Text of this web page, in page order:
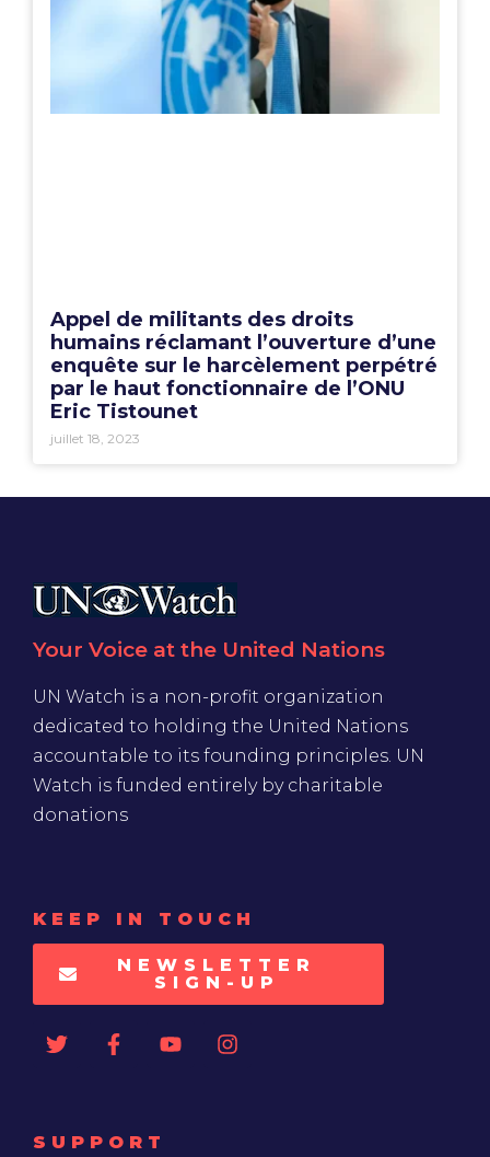
Appel de militants des droits
humains réclamant l’ouverture d’une
enquête sur le harcèlement perpétré
par le haut fonctionnaire de l’ONU
Eric Tistounet
juillet 18, 2023
Your Voice at the United Nations
UN Watch is a non-profit organization
dedicated to holding the United Nations
accountable to its founding principles. UN
Watch is funded entirely by charitable
donations
KEEP IN TOUCH
NEWSLETTER
SIGN-UP
SUPPORT